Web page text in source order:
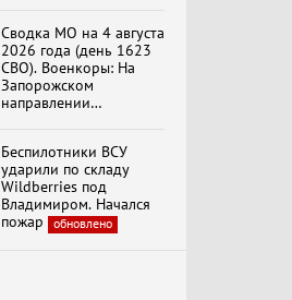
КПРФ Руководителя
фракции КПРФ в
Государственной Думе
РФ (28.07.2026)
Документальный
фильм "Империализм и
террор"
Менять курс! В.Боглаев,
И.Буданов, А.Лежава,
Н.Останина
(05.08.2026)
Сводка МО на 4 августа
2026 года (день 1623
СВО). Военкоры: На
Запорожском
направлении
Степногорска
Беспилотники ВСУ
ударили по складу
Wildberries под
Владимиром. Начался
пожар
обновлено